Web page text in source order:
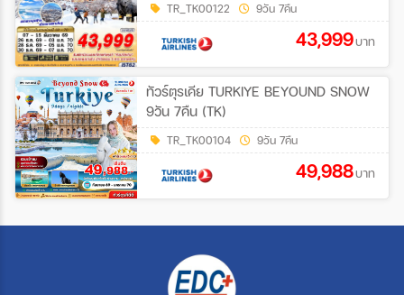
TR_TK00122 9วัน 7คืน
43,999บาท
ทัวร์ตุรเคีย TURKIYE BEYOUND SNOW
9วัน 7คืน (TK)
TR_TK00104 9วัน 7คืน
49,988บาท